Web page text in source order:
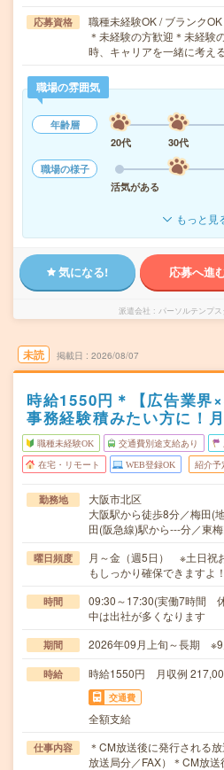
応募資格
職種未経験OK / ブランク
＊未経験の方歓迎＊未経験
時、キャリアを一緒に考え
職場の雰囲気
年齢層
20代
30代
職場の様子
活気がある
もっと見
気になる! 応募へ進
派遣会社 パーソルテンプ
未読 掲載日 2026/08/07
時給1550円＊【広告業界×
事務経験積みたい方に！
職種未経験OK 交通費別途支給あり
在宅・リモート WEB登録OK 紹介予
勤務地
大阪市北区
大阪駅から徒歩8分／梅田(
田(阪急線)駅から---分／東
曜日頻度
月～金（週5日） ※土日祝
もしっかり確保できますよ！
時間
09:30～17:30(実働7時間
中は出社が多くなります
期間 2026年09月上旬～長期 ※9
時給 時給1550円 月収例
交通費
全額支給
仕事内容
＊CM放送後に発行される
放送局分／FAX）＊CM放